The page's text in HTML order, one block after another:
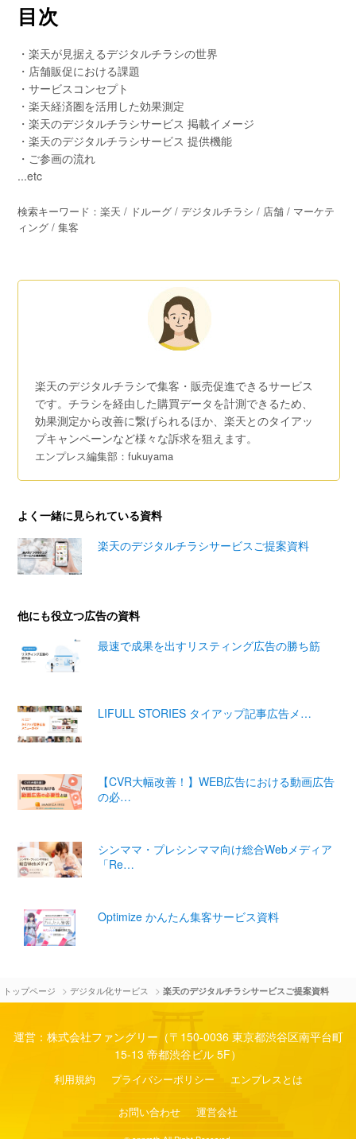
目次
・楽天が見据えるデジタルチラシの世界
・店舗販促における課題
・サービスコンセプト
・楽天経済圏を活用した効果測定
・楽天のデジタルチラシサービス 掲載イメージ
・楽天のデジタルチラシサービス 提供機能
・ご参画の流れ
...etc
検索キーワード：楽天 / ドルーグ / デジタルチラシ / 店舗 / マーケテ
ィング / 集客
楽天のデジタルチラシで集客・販売促進できるサービス
です。チラシを経由した購買データを計測できるため、
効果測定から改善に繋げられるほか、楽天とのタイアッ
プキャンペーンなど様々な訴求を狙えます。
エンプレス編集部：fukuyama
よく一緒に見られている資料
楽天のデジタルチラシサービスご提案資料
他にも役立つ広告の資料
最速で成果を出すリスティング広告の勝ち筋
LIFULL STORIES タイアップ記事広告メ…
【CVR大幅改善！】WEB広告における動画広告
の必…
シンママ・プレシンママ向け総合Webメディア
「Re…
Optimize かんたん集客サービス資料
トップページ >デジタル化サービス >楽天のデジタルチラシサービスご提案資料
運営：株式会社ファングリー（〒150-0036 東京都渋谷区南平台町
15-13 帝都渋谷ビル 5F）
利用規約 プライバシーポリシー エンプレスとは
お問い合わせ 運営会社